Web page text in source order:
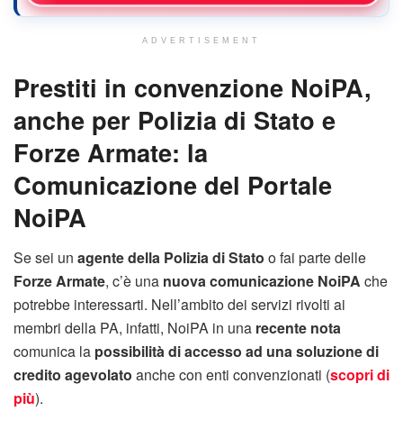
ADVERTISEMENT
Prestiti in convenzione NoiPA,
anche per Polizia di Stato e
Forze Armate: la
Comunicazione del Portale
NoiPA
Se sei un agente della Polizia di Stato o fai parte delle
Forze Armate, c’è una nuova comunicazione NoiPA che
potrebbe interessarti. Nell’ambito dei servizi rivolti ai
membri della PA, infatti, NoiPA in una recente nota
comunica la possibilità di accesso ad una soluzione di
credito agevolato anche con enti convenzionati (scopri di
più).